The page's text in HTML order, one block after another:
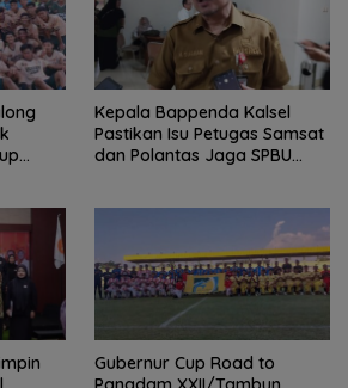
Kepala Bappenda Kalsel
Pastikan Isu Petugas Samsat
dan Polantas Jaga SPBU
Gubernur Cup Road to